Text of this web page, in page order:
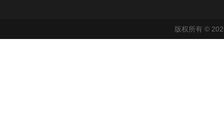
版权所有 ©